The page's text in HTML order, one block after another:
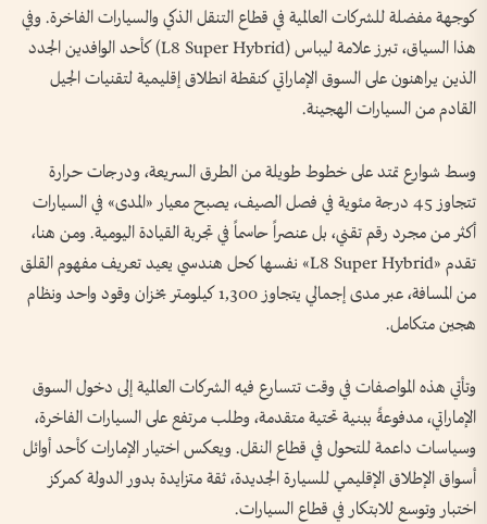
كوجهة مفضلة للشركات العالمية في قطاع التنقل الذكي والسيارات الفاخرة. وفي
هذا السياق، تبرز علامة ليباس (L8 Super Hybrid) كأحد الوافدين الجدد
الذين يراهنون على السوق الإماراتي كنقطة انطلاق إقليمية لتقنيات الجيل
القادم من السيارات الهجينة.
وسط شوارع تمتد على خطوط طويلة من الطرق السريعة، ودرجات حرارة
تتجاوز 45 درجة مئوية في فصل الصيف، يصبح معيار «المدى» في السيارات
أكثر من مجرد رقم تقني، بل عنصراً حاسماً في تجربة القيادة اليومية. ومن هنا،
تقدم «L8 Super Hybrid» نفسها كحل هندسي يعيد تعريف مفهوم القلق
من المسافة، عبر مدى إجمالي يتجاوز 1,300 كيلومتر بخزان وقود واحد ونظام
هجين متكامل.
وتأتي هذه المواصفات في وقت تتسارع فيه الشركات العالمية إلى دخول السوق
الإماراتي، مدفوعةً ببنية تحتية متقدمة، وطلب مرتفع على السيارات الفاخرة،
وسياسات داعمة للتحول في قطاع النقل. ويعكس اختيار الإمارات كأحد أوائل
أسواق الإطلاق الإقليمي للسيارة الجديدة، ثقة متزايدة بدور الدولة كمركز
اختبار وتوسع للابتكار في قطاع السيارات.